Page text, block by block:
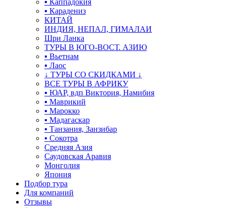
▪ Каппадокия
▪ Карадениз
КИТАЙ
ИНДИЯ, НЕПАЛ, ГИМАЛАИ
Шри Ланка
ТУРЫ В ЮГО-ВОСТ. АЗИЮ
▪ Вьетнам
▪ Лаос
↓ ТУРЫ СО СКИДКАМИ ↓
ВСЕ ТУРЫ В АФРИКУ
▪ ЮАР, вдп Виктория, Намибия
▪ Маврикий
▪ Марокко
▪ Мадагаскар
▪ Танзания, Занзибар
▪ Сокотра
Средняя Азия
Саудовская Аравия
Монголия
Япония
Подбор тура
Для компаний
Отзывы